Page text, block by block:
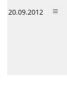
20.09.2012